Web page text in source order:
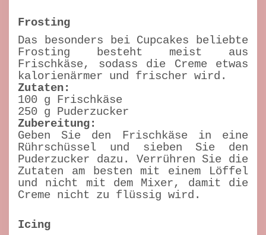
Frosting
Das besonders bei Cupcakes beliebte
Frosting besteht meist aus
Frischkäse, sodass die Creme etwas
kalorienärmer und frischer wird.
Zutaten:
100 g Frischkäse
250 g Puderzucker
Zubereitung:
Geben Sie den Frischkäse in eine
Rührschüssel und sieben Sie den
Puderzucker dazu. Verrühren Sie die
Zutaten am besten mit einem Löffel
und nicht mit dem Mixer, damit die
Creme nicht zu flüssig wird.
Icing